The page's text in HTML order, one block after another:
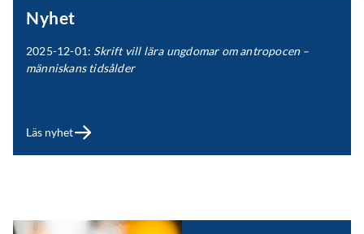
Nyhet
2025-12-01: Skrift vill lära ungdomar om antropocen –
människans tidsålder
Läs nyhet